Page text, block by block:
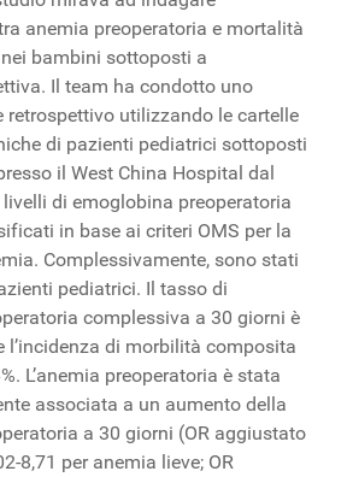
anemia preoperatoria e mortalità
bambini sottoposti a
Il team ha condotto uno
retrospettivo utilizzando le cartelle
di pazienti pediatrici sottoposti
il West China Hospital dal
di emoglobina preoperatoria
in base ai criteri OMS per la
Complessivamente, sono stati
pediatrici. Il tasso di
complessiva a 30 giorni è
l’incidenza di morbilità composita
L’anemia preoperatoria è stata
associata a un aumento della
a 30 giorni (OR aggiustato
8,71 per anemia lieve; OR